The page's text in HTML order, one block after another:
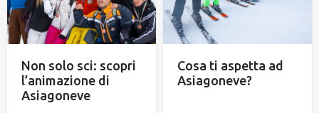
Non solo sci: scopri
l’animazione di
Asiagoneve
Cosa ti aspetta ad
Asiagoneve?